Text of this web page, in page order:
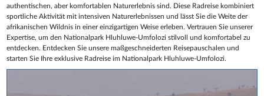
authentischen, aber komfortablen Naturerlebnis sind. Diese Radreise kombiniert
sportliche Aktivität mit intensiven Naturerlebnissen und lässt Sie die Weite der
afrikanischen Wildnis in einer einzigartigen Weise erleben. Vertrauen Sie unserer
Expertise, um den Nationalpark Hluhluwe-Umfolozi stilvoll und komfortabel zu
entdecken. Entdecken Sie unsere maßgeschneiderten Reisepauschalen und
starten Sie Ihre exklusive Radreise im Nationalpark Hluhluwe-Umfolozi.